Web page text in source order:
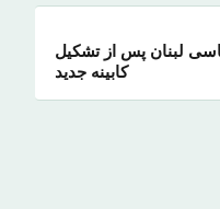
لبنان پس از تشکیل
کابینه جدید